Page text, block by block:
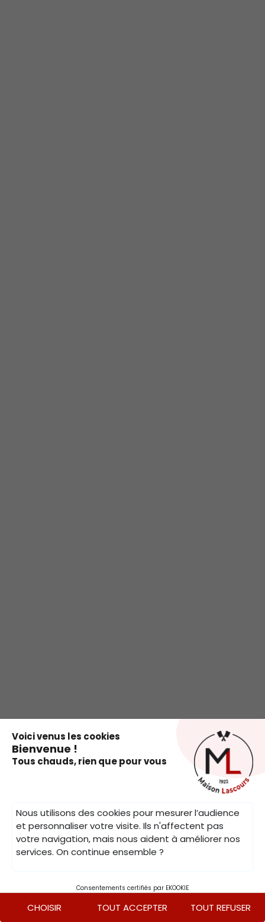
Voici venus les cookies
Bienvenue !
Tous chauds, rien que pour vous
Nous utilisons des cookies pour mesurer l’audience
et personnaliser votre visite. Ils n'affectent pas
votre navigation, mais nous aident à améliorer nos
services. On continue ensemble ?
Consentements certifiés par EKOOKIE
CHOISIR TOUT ACCEPTER TOUT REFUSER